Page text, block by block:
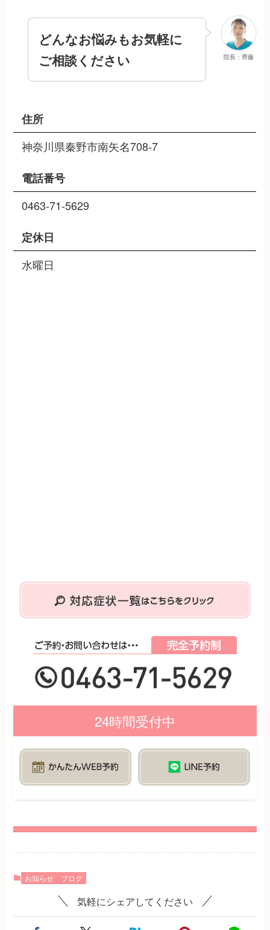
院長：齊藤
どんなお悩みもお気軽に
ご相談ください
住所
神奈川県秦野市南矢名708-7
電話番号
0463-71-5629
定休日
水曜日
24時間受付中
お知らせ ブログ
気軽にシェアしてください